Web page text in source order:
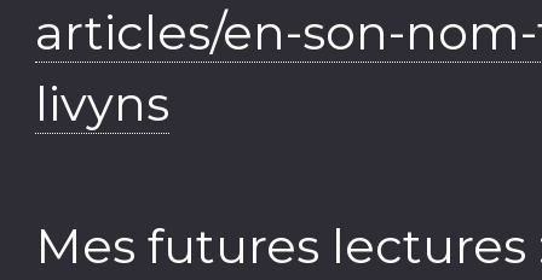
articles/en-son-nom-
livyns
Mes futures lectures